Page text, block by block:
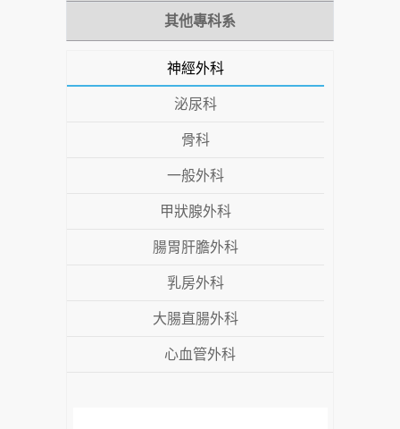
其他專科系
神經外科
泌尿科
骨科
一般外科
甲狀腺外科
腸胃肝膽外科
乳房外科
大腸直腸外科
心血管外科